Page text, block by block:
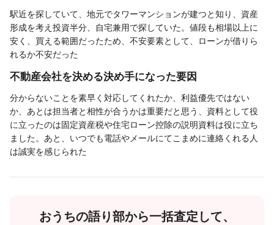
駅近を探していて、地元でタワーマンションが建つと知り、資産
形成を考え投資半分、自宅兼用で探していた。値段も相場以上に
安く、買える範囲だったため、不安要素として、ローンが借りら
れるか不安だった
不動産会社を決める決め手になった要因
分からないことを素早く対応してくれたか、利益優先ではない
か、あとは担当者と相性が合うかは重要だと思う、資料として役
に立ったのは固定資産税や住宅ローン控除の説明資料は役に立ち
ました。あと、いつでも電話やメールにてこまめに連絡くれる人
は誠実を感じられた
おうちの語り部から一括査定して、